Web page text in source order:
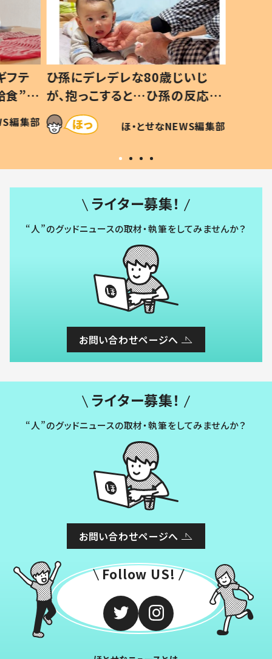
フテ
食”を
の親
編集部
ひ孫にデレデレな80歳じいじ
が、抱っこすると…ひ孫の反応に
「涙が出ました」「可愛くて仕方な
い」
ほ・とせなNEWS編集部
ライター募集！
“人”のグッドニュースの取材・執筆をしてみませんか？
お問い合わせページへ
ライター募集！
“人”のグッドニュースの取材・執筆をしてみませんか？
お問い合わせページへ
Follow US!